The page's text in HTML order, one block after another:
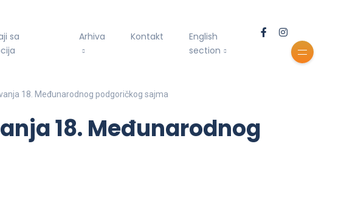
sa
Arhiva Kontakt
English
section
18. Međunarodnog podgoričkog sajma
18. Međunarodnog